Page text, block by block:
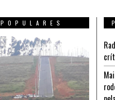
POPULARES